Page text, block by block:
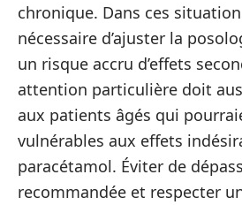
chronique. Dans ces
nécessaire d’ajuster la
un risque accru d’effets
attention particulière doit
aux patients âgés qui
vulnérables aux effets
paracétamol. Éviter de
recommandée et respecter